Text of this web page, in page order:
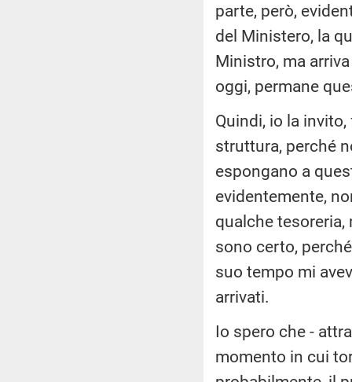
parte, però,
del Ministero, la
Ministro, ma
oggi, permane
Quindi, io la
struttura, perché
espongano a
evidentemente,
qualche tesoreria,
sono certo,
suo tempo mi
arrivati.
Io spero che -
momento in cui